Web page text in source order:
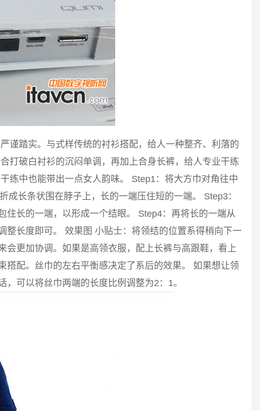
谨踏实。与式样传统的衬衫搭配，给人一种整齐、利落的
打破白衬衫的沉闷单调，再加上合身长裤，给人专业干练
练中也能带出一点女人韵味。 Step1：将大方巾对角往中
成长条状围在脖子上，长的一端压住短的一端。 Step3：
住长的一端，以形成一个结眼。 Step4：再将长的一端从
整长度即可。 效果图 小贴士：将领结的位置系得稍向下一
会更加协调。如果是高领衣服，配上长裤与高跟鞋，看上
搭配。丝巾的左右平衡感决定了系后的效果。 如果想让领
可以将丝巾两端的长度比例调整为2：1。